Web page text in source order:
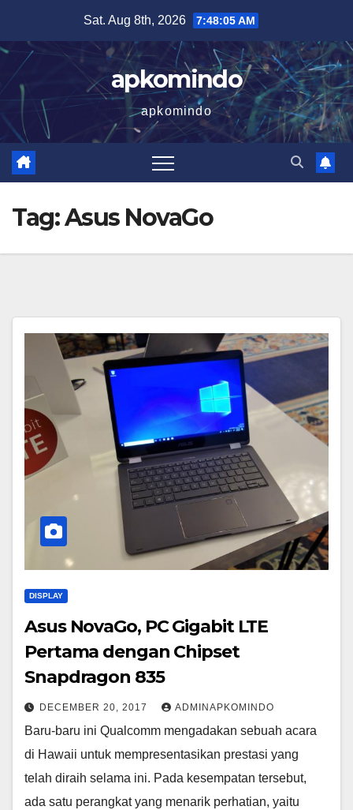
content
Sat. Aug 8th, 2026 7:48:05 AM
apkomindo
apkomindo
Tag:Asus NovaGo
DISPLAY
Asus NovaGo, PC Gigabit LTE
Pertama dengan Chipset
Snapdragon 835
DECEMBER 20, 2017 ADMINAPKOMINDO
Baru-baru ini Qualcomm mengadakan sebuah acara
di Hawaii untuk mempresentasikan prestasi yang
telah diraih selama ini. Pada kesempatan tersebut,
ada satu perangkat yang menarik perhatian, yaitu